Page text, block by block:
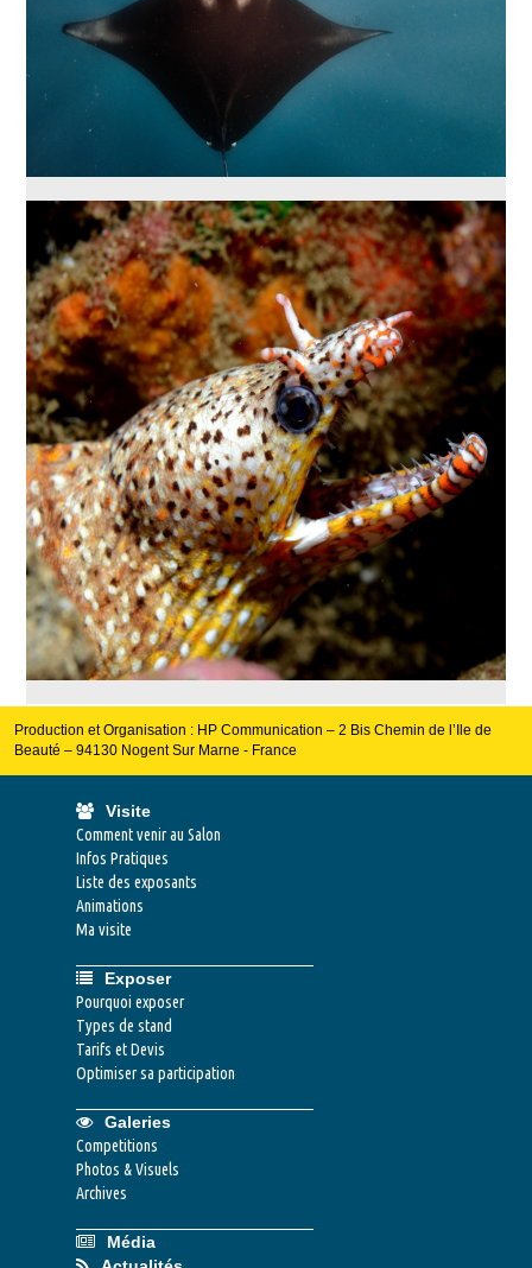
Production et Organisation : HP Communication – 2 Bis Chemin de l’Ile de
Beauté – 94130 Nogent Sur Marne - France
Visite
Comment venir au Salon
Infos Pratiques
Liste des exposants
Animations
Ma visite
Exposer
Pourquoi exposer
Types de stand
Tarifs et Devis
Optimiser sa participation
Galeries
Competitions
Photos & Visuels
Archives
Média